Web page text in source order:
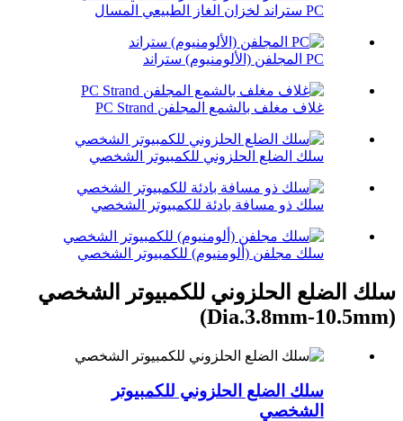
PC ستراند لخزان الغاز الطبيعي المسال
PC المجلفن (الألومنيوم) ستراند
غلاف مغلف بالشمع المجلفن PC Strand
سلك الضلع الحلزوني للكمبيوتر الشخصي
سلك ذو مسافة بادئة للكمبيوتر الشخصي
سلك مجلفن (ألومنيوم) للكمبيوتر الشخصي
سلك الضلع الحلزوني للكمبيوتر الشخصي
(Dia.3.8mm-10.5mm)
سلك الضلع الحلزوني للكمبيوتر
الشخصي